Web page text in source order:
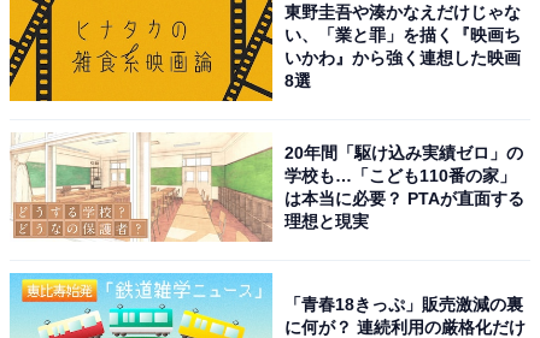
東野圭吾や湊かなえだけじゃな
い、「業と罪」を描く『映画ち
いかわ』から強く連想した映画
8選
20年間「駆け込み実績ゼロ」の
学校も…「こども110番の家」
は本当に必要？ PTAが直面する
理想と現実
「青春18きっぷ」販売激減の裏
に何が？ 連続利用の厳格化だけ